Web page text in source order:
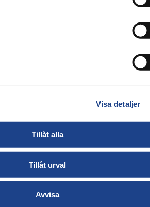
Visa detaljer
Tillåt alla
Tillåt urval
Avvisa
inte länkar i nya fönster. Om
vill göra det kan du som
göra det valet i din
att välja "Öppna i nytt
i ny flik".
efter din